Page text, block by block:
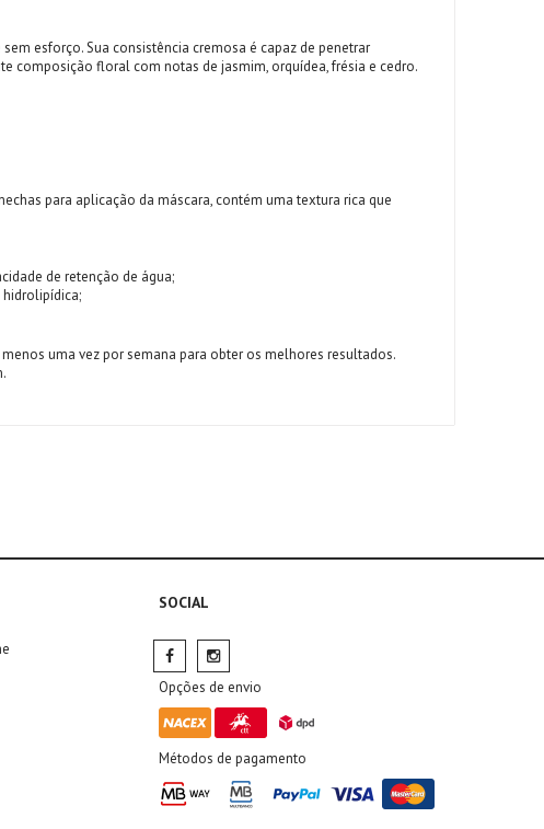
esforço. Sua consistência cremosa é capaz de penetrar
composição floral com notas de jasmim, orquídea, frésia e cedro.
para aplicação da máscara, contém uma textura rica que
de retenção de água;
uma vez por semana para obter os melhores resultados.
SOCIAL
Opções de envio
Métodos de pagamento